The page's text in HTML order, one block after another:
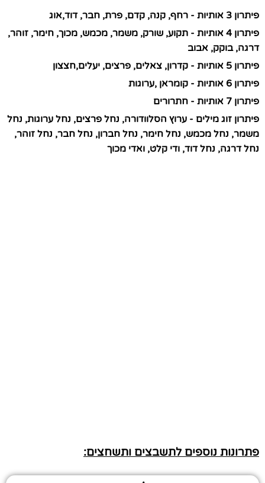
פיתרון 3 אותיות - רחף, קנה, קדם, פרת, חבר, דוד,אוג
פיתרון 4 אותיות - תקוע, שורק, משמר, מכמש, מכוך, חימר, זוהר,
דרגה, בוקק, אבוב
פיתרון 5 אותיות - קדרון, צאלים, פרצים, יעלים,חצצון
פיתרון 6 אותיות - קומראן ,ערוגות
פיתרון 7 אותיות - חתרורים
פיתרון זוג מילים - ערוץ הסלוודורה, נחל פרצים, נחל ערוגות, נחל
משמר, נחל מכמש, נחל חימר, נחל חברון, נחל חבר, נחל זוהר,
נחל דרגה, נחל דוד, ודי קלט, ואדי מכוך
פתרונות נוספים לתשבצים ותשחצים: